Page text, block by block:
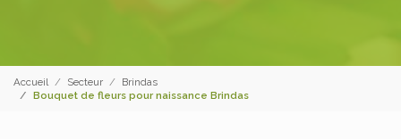
Accueil Secteur
Brindas
Bouquet de fleurs pour naissance Brindas